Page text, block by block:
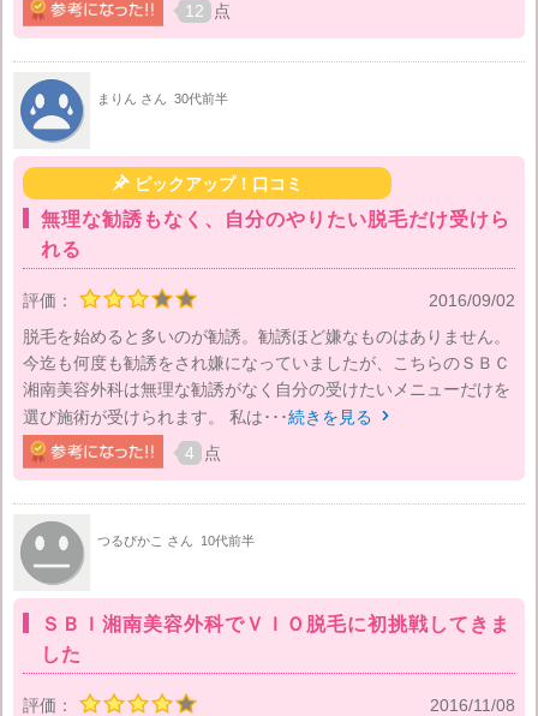
12 点
まりん さん 30代前半
ピックアップ！口コミ
無理な勧誘もなく、自分のやりたい脱毛だけ受けら
れる
評価：
2016/09/02
脱毛を始めると多いのが勧誘。勧誘ほど嫌なものはありません。
今迄も何度も勧誘をされ嫌になっていましたが、こちらのＳＢＣ
湘南美容外科は無理な勧誘がなく自分の受けたいメニューだけを
選び施術が受けられます。 私は･･･続きを見る 
4 点
つるぴかこ さん 10代前半
ＳＢＩ湘南美容外科でＶＩＯ脱毛に初挑戦してきま
した
評価： 2016/11/08